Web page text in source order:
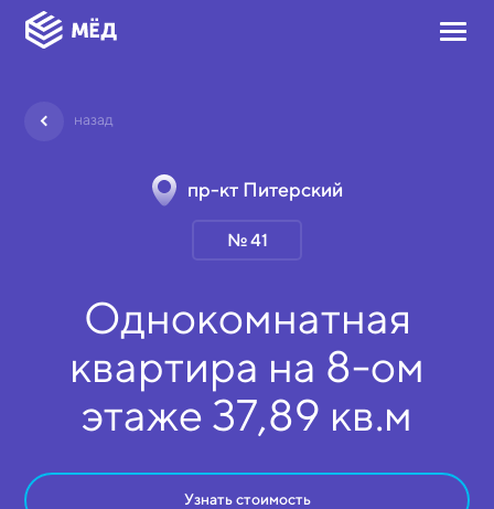
назад
пр-кт Питерский
№ 41
Однокомнатная
квартира на 8-ом
этаже 37,89 кв.м
Узнать стоимость